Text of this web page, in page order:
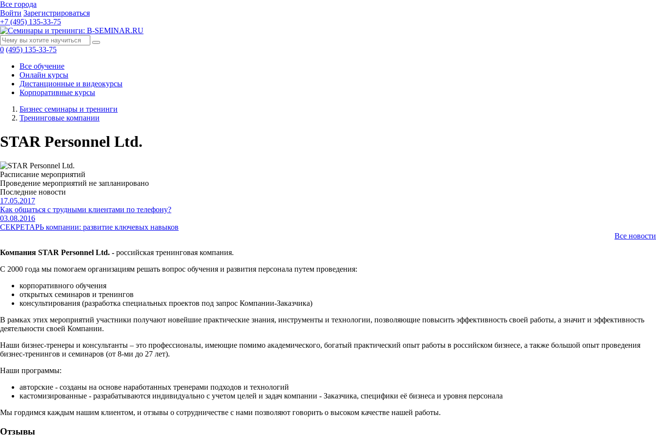
Все города
Войти Зарегистрироваться
+7 (495) 135-33-75
0 (495) 135-33-75
Все обучение
Онлайн курсы
Дистанционные и видеокурсы
Корпоративные курсы
Бизнес семинары и тренинги
Тренинговые компании
STAR Personnel Ltd.
Расписание мероприятий
Проведение мероприятий не запланировано
Последние новости
17.05.2017
Как общаться с трудными клиентами по телефону?
03.08.2016
СЕКРЕТАРЬ компании: развитие ключевых навыков
Все новости
Компания STAR Personnel Ltd. - российская тренинговая компания.
С 2000 года мы помогаем организациям решать вопрос обучения и развития персонала путем проведения:
корпоративного обучения
открытых семинаров и тренингов
консультирования (разработка специальных проектов под запрос Компании-Заказчика)
В рамках этих мероприятий участники получают новейшие практические знания, инструменты и технологии, позволяющие повысить эффективность своей работы, а значит и эффективность
деятельности своей Компании.
Наши бизнес-тренеры и консультанты – это профессионалы, имеющие помимо академического, богатый практический опыт работы в российском бизнесе, а также большой опыт проведения
бизнес-тренингов и семинаров (от 8-ми до 27 лет).
Наши программы:
авторские - созданы на основе наработанных тренерами подходов и технологий
кастомизированные - разрабатываются индивидуально с учетом целей и задач компании - Заказчика, специфики её бизнеса и уровня персонала
Мы гордимся каждым нашим клиентом, и отзывы о сотрудничестве с нами позволяют говорить о высоком качестве нашей работы.
Отзывы